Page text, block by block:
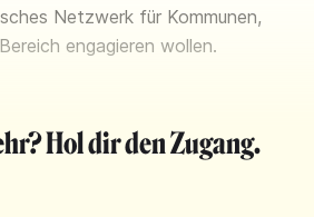
Netzwerk für Kommunen,
engagieren wollen.
Hol dir den Zugang.